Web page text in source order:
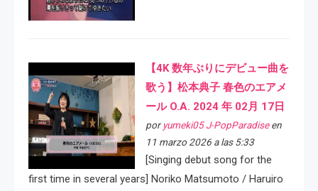
【4K 数年ぶりにデビュー曲を
歌う】松本典子 春色のエアメ
ール O.A. 2024 年 02月 17日
por yumeki05 J-PopParadiseen
11 marzo 2026 a las 5:33
[Singing debut song for the
first time in several years] Noriko Matsumoto / Haruiro